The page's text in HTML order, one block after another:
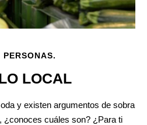
LOCAL
y existen argumentos de sobra
¿conoces cuáles son? ¿Para ti